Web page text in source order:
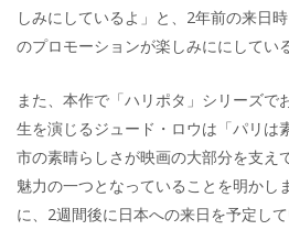
しみにしているよ」と、2年前の来日
のプロモーションが楽しみににしてい
また、本作で「ハリポタ」シリーズで
生を演じるジュード・ロウは「パリは
市の素晴らしさが映画の大部分を支え
魅力の一つとなっていることを明かし
に、2週間後に日本への来日を予定し